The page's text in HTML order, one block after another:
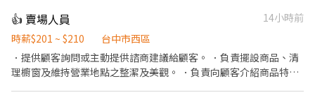
環境維護。 4. 商品進貨入庫、銷售管理及庫存管理。 - 具良好服務
熱忱和態度 - 重視個人成長及團隊合作 - 可接受公司長期培訓者 - 曾
有銷售經驗者尤佳
👍 賣場人員
14小時前
時薪$201 ~ $210
台中市西區
．提供顧客詢問或主動提供諮商建議給顧客。 ．負責擺設商品、清
理櫥窗及維持營業地點之整潔及美觀。 ．負責向顧客介紹商品特